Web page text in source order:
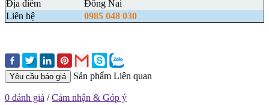
Địa điểm
Đồng Nai
Liên hệ
0985 048 030
Yêu cầu báo giá Sản phẩm Liên quan
0 đánh giá /Cảm nhận & Góp ý